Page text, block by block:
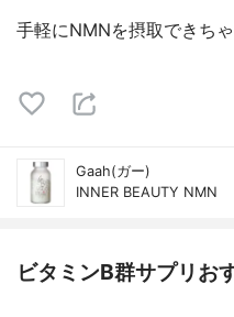
手軽にNMNを摂取できち
Gaah(ガー)
INNER BEAUTY NMN
ビタミンB群サプリお